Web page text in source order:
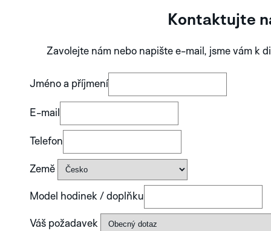
Kontaktujte
Zavolejte nám nebo napište e-mail, jsme vám k
Jméno a příjmení
E-mail
Telefon
Země
Model hodinek / doplňku
Váš požadavek